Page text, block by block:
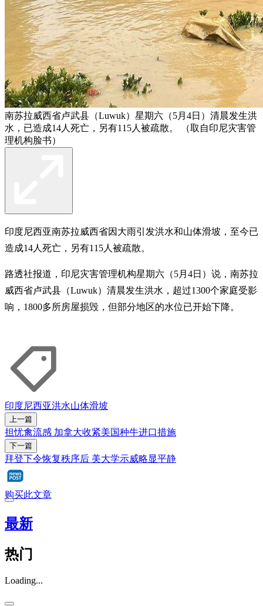
南苏拉威西省卢武县（Luwuk）星期六（5月4日）清晨发生洪
水，已造成14人死亡，另有115人被疏散。 （取自印尼灾害管
理机构脸书）
印度尼西亚南苏拉威西省因大雨引发洪水和山体滑坡，至今已
造成14人死亡，另有115人被疏散。
路透社报道，印尼灾害管理机构星期六（5月4日）说，南苏拉
威西省卢武县（Luwuk）清晨发生洪水，超过1300个家庭受影
响，1800多所房屋损毁，但部分地区的水位已开始下降。
印度尼西亚洪水山体滑坡
上一篇
担忧禽流感 加拿大收紧美国种牛进口措施
下一篇
拜登下令恢复秩序后 美大学示威略显平静
购买此文章
最新
热门
Loading...